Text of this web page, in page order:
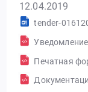
12.04.2019
tender-
Печатная